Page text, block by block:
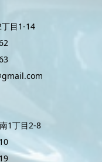
目1-14
1丁目2-8